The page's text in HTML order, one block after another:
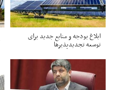
ابلاغ بودجه و منابع جدید برای
توسعه تجدیدپذیرها